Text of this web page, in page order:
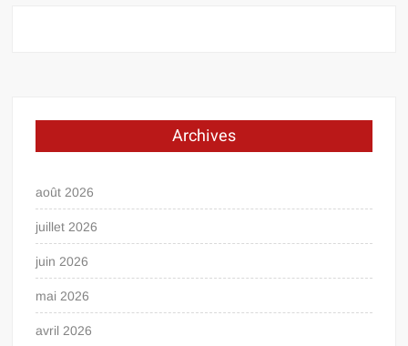
Archives
août 2026
juillet 2026
juin 2026
mai 2026
avril 2026